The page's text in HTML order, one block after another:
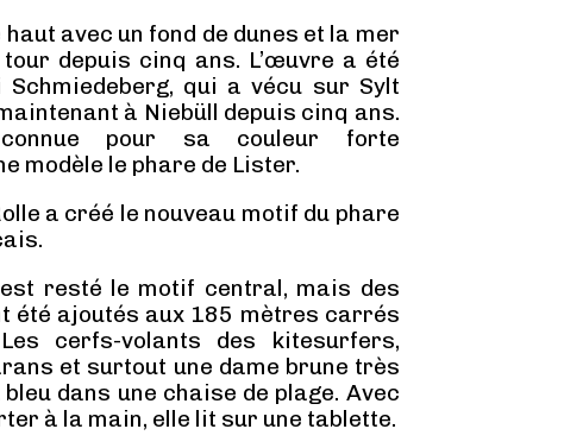
avec un fond de dunes et la mer
depuis cinq ans. L’œuvre a été
qui a vécu sur Sylt
à Niebüll depuis cinq ans.
connue pour sa couleur forte
modèle le phare de Lister.
a créé le nouveau motif du phare
resté le motif central, mais des
été ajoutés aux 185 mètres carrés
cerfs-volants des kitesurfers,
et surtout une dame brune très
dans une chaise de plage. Avec
à la main, elle lit sur une tablette.